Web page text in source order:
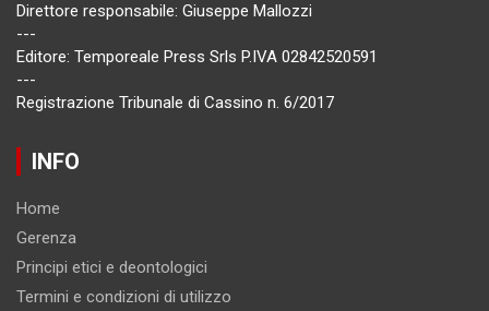
Direttore responsabile: Giuseppe Mallozzi
---
Editore: Temporeale Press Srls P.IVA 02842520591
---
Registrazione Tribunale di Cassino n. 6/2017
INFO
Home
Gerenza
Principi etici e deontologici
Termini e condizioni di utilizzo